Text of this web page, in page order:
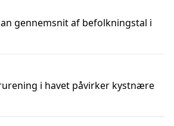
gennemsnit af befolkningstal i
i havet påvirker kystnære